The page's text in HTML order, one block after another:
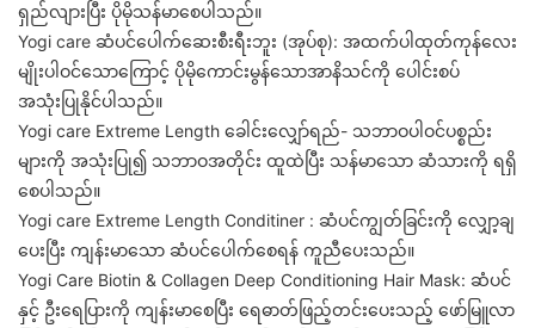
ရှည်လျားပြီး ပိုမိုသန်မာစေပါသည်။
Yogi care ဆံပင်ပေါက်ဆေးစီးရီးဘူး (အုပ်စု): အထက်ပါထုတ်ကုန်လေး
မျိုးပါဝင်သောကြောင့် ပိုမိုကောင်းမွန်သောအာနိသင်ကို ပေါင်းစပ်
အသုံးပြုနိုင်ပါသည်။
Yogi care Extreme Length ခေါင်းလျှော်ရည်- သဘာဝပါဝင်ပစ္စည်း
များကို အသုံးပြု၍ သဘာဝအတိုင်း ထူထဲပြီး သန်မာသော ဆံသားကို ရရှိ
စေပါသည်။
Yogi care Extreme Length Conditiner : ဆံပင်ကျွတ်ခြင်းကို လျှော့ချ
ပေးပြီး ကျန်းမာသော ဆံပင်ပေါက်စေရန် ကူညီပေးသည်။
Yogi Care Biotin & Collagen Deep Conditioning Hair Mask: ဆံပင်
နှင့် ဦးရေပြားကို ကျန်းမာစေပြီး ရေဓာတ်ဖြည့်တင်းပေးသည့် ဖော်မြူလာ